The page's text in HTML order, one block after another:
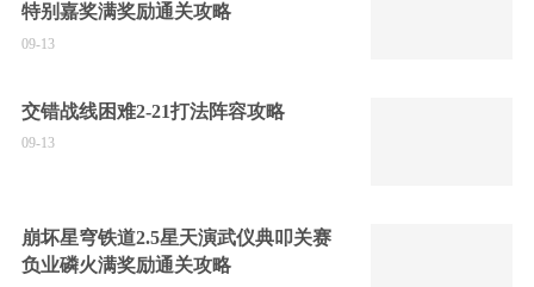
特别嘉奖满奖励通关攻略
09-13
交错战线困难2-21打法阵容攻略
09-13
崩坏星穹铁道2.5星天演武仪典叩关赛
负业磷火满奖励通关攻略